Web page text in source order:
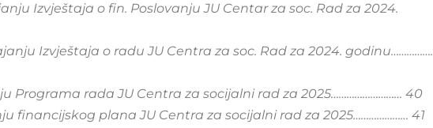
Izvještaja o fin. Poslovanju JU Centar za soc. Rad za 2024.
Izvještaja o radu JU Centra za soc. Rad za 2024. godinu…………….
Programa rada JU Centra za socijalni rad za 2025……………………… 40
financijskog plana JU Centra za socijalni rad za 2025………………… 41